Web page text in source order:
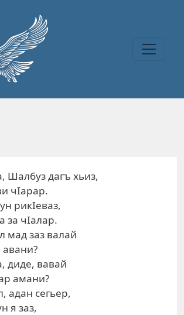
Шалбуз дагъ хьиз,
чIарар.
рикIеваз,
за чIалар.
мад заз валай
авани?
диде, вавай
амани?
адан сегьер,
я заз,